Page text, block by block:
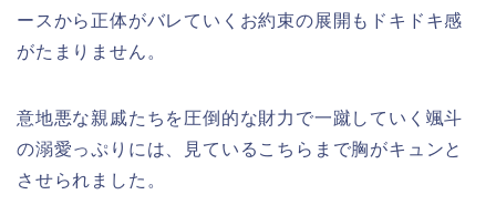
ースから正体がバレていくお約束の展開もドキドキ感
がたまりません。
意地悪な親戚たちを圧倒的な財力で一蹴していく颯斗
の溺愛っぷりには、見ているこちらまで胸がキュンと
させられました。